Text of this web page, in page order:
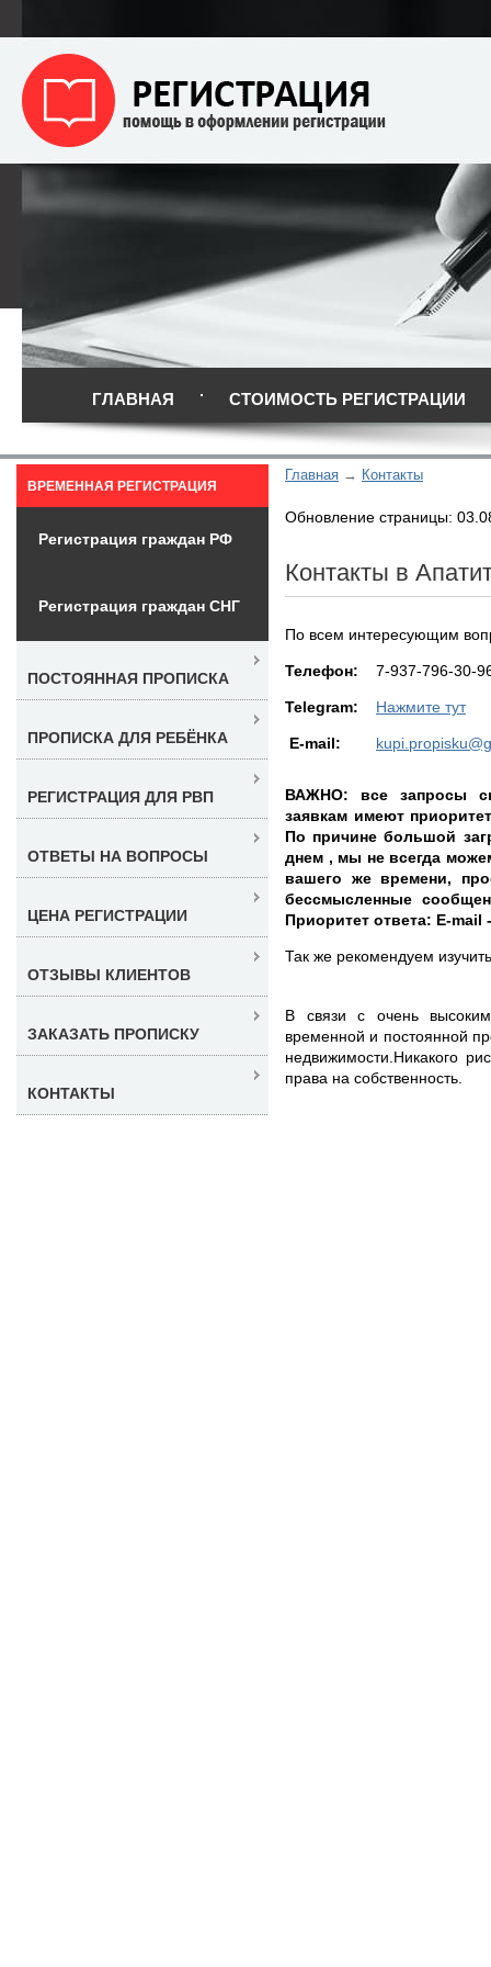
ГЛАВНАЯ СТОИМОСТЬ РЕГИСТРАЦИИ
Главная Контакты
Обновление страницы:
Контакты в
По всем интересующим
Teлефон: 7-937-796-30-
Telegram: Нажмите тут
E-mail:
ВАЖНО: все запросы
заявкам имеют
По причине большой
днем , мы не всегда
вашего же времени,
бессмысленные
Приоритет ответа: E-
Так же рекомендуем
В связи с очень
временной и постоянной
недвижимости.Никакого
права на собственность.
ВРЕМЕННАЯ РЕГИСТРАЦИЯ
Регистрация граждан РФ
Регистрация граждан СНГ
ПОСТОЯННАЯ ПРОПИСКА
ПРОПИСКА ДЛЯ РЕБЁНКА
РЕГИСТРАЦИЯ ДЛЯ РВП
ОТВЕТЫ НА ВОПРОСЫ
ЦЕНА РЕГИСТРАЦИИ
ОТЗЫВЫ КЛИЕНТОВ
ЗАКАЗАТЬ ПРОПИСКУ
КОНТАКТЫ